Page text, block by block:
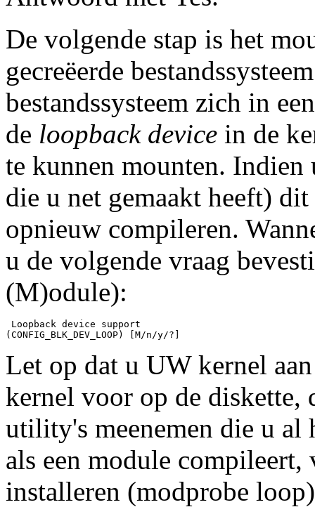
De volgende stap is het
gecreëerde
bestandssysteem zich in
de loopback device in de
te kunnen mounten.
die u net gemaakt heeft)
opnieuw compileren.
u de volgende vraag
(M)odule):
Loopback device support
(CONFIG_BLK_DEV_LOOP) [M/n/y/?]
Let op dat u UW kernel
kernel voor op de diskette,
utility's meenemen die u
als een module compileert,
installeren (modprobe